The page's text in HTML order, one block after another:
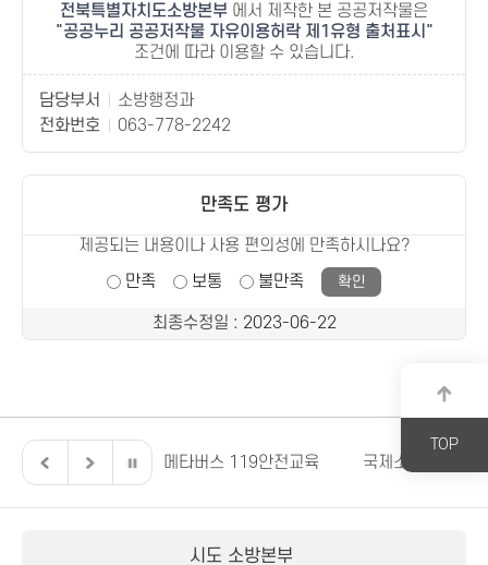
전북특별자치도소방본부 에서 제작한 본 공공저작물은
공공누리 공공저작물 자유이용허락 제1유형 출처표시
조건에 따라 이용할 수 있습니다.
담당부서
소방행정과
전화번호
063-778-2242
만족도 평가
제공되는 내용이나 사용 편의성에 만족하시나요?
만족
보통 불만족
최종수정일 : 2023-06-22
TOP
전북특별자치도 메타버스 119안전교육 국제소방안전박
시도 소방본부